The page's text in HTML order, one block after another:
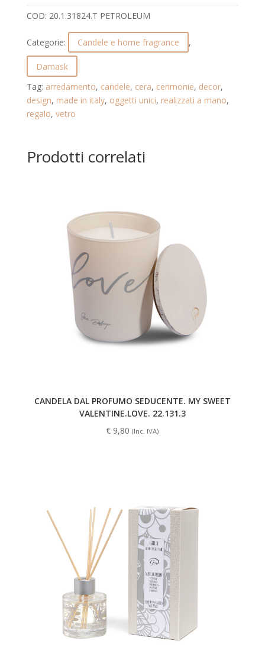
UNICO
E
PROFUMO
ACCATTIVANTE.
DAMASK.
20.1.31824.T
PETROLEUM
quantità
COD: 20.1.31824.T PETROLEUM
Categorie: Candele e home fragrance ,
Damask
Tag: arredamento, candele, cera, cerimonie, decor,
design, made in italy, oggetti unici, realizzati a mano,
regalo, vetro
Prodotti correlati
CANDELA DAL PROFUMO SEDUCENTE. MY SWEET
VALENTINE.LOVE. 22.131.3
€ 9,80 (Inc. IVA)